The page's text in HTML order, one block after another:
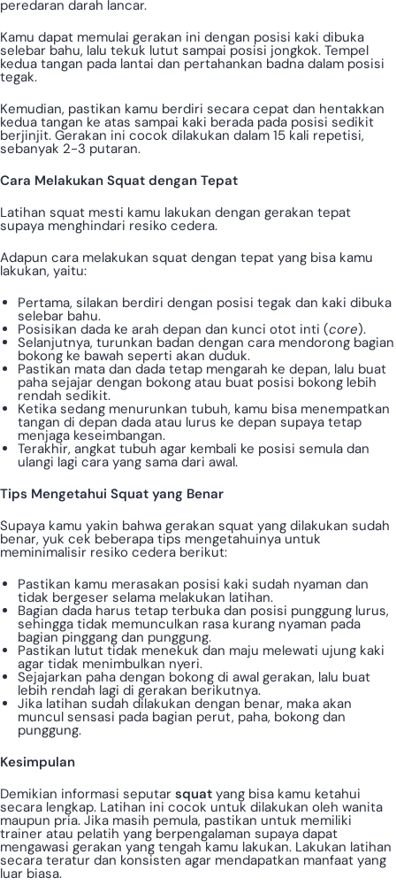
peredaran darah lancar.
Kamu dapat memulai gerakan ini dengan posisi kaki dibuka
selebar bahu, lalu tekuk lutut sampai posisi jongkok. Tempel
kedua tangan pada lantai dan pertahankan badna dalam posisi
tegak.
Kemudian, pastikan kamu berdiri secara cepat dan hentakkan
kedua tangan ke atas sampai kaki berada pada posisi sedikit
berjinjit. Gerakan ini cocok dilakukan dalam 15 kali repetisi,
sebanyak 2-3 putaran.
Cara Melakukan Squat dengan Tepat
Latihan squat mesti kamu lakukan dengan gerakan tepat
supaya menghindari resiko cedera.
Adapun cara melakukan squat dengan tepat yang bisa kamu
lakukan, yaitu:
Pertama, silakan berdiri dengan posisi tegak dan kaki dibuka
selebar bahu.
Posisikan dada ke arah depan dan kunci otot inti (core).
Selanjutnya, turunkan badan dengan cara mendorong bagian
bokong ke bawah seperti akan duduk.
Pastikan mata dan dada tetap mengarah ke depan, lalu buat
paha sejajar dengan bokong atau buat posisi bokong lebih
rendah sedikit.
Ketika sedang menurunkan tubuh, kamu bisa menempatkan
tangan di depan dada atau lurus ke depan supaya tetap
menjaga keseimbangan.
Terakhir, angkat tubuh agar kembali ke posisi semula dan
ulangi lagi cara yang sama dari awal.
Tips Mengetahui Squat yang Benar
Supaya kamu yakin bahwa gerakan squat yang dilakukan sudah
benar, yuk cek beberapa tips mengetahuinya untuk
meminimalisir resiko cedera berikut:
Pastikan kamu merasakan posisi kaki sudah nyaman dan
tidak bergeser selama melakukan latihan.
Bagian dada harus tetap terbuka dan posisi punggung lurus,
sehingga tidak memunculkan rasa kurang nyaman pada
bagian pinggang dan punggung.
Pastikan lutut tidak menekuk dan maju melewati ujung kaki
agar tidak menimbulkan nyeri.
Sejajarkan paha dengan bokong di awal gerakan, lalu buat
lebih rendah lagi di gerakan berikutnya.
Jika latihan sudah dilakukan dengan benar, maka akan
muncul sensasi pada bagian perut, paha, bokong dan
punggung.
Kesimpulan
Demikian informasi seputar squat yang bisa kamu ketahui
secara lengkap. Latihan ini cocok untuk dilakukan oleh wanita
maupun pria. Jika masih pemula, pastikan untuk memiliki
trainer atau pelatih yang berpengalaman supaya dapat
mengawasi gerakan yang tengah kamu lakukan. Lakukan latihan
secara teratur dan konsisten agar mendapatkan manfaat yang
luar biasa.